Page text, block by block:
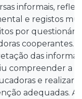
informais,
e registos
por
cooperantes.
das
compreender a
e realizar
adequadas.